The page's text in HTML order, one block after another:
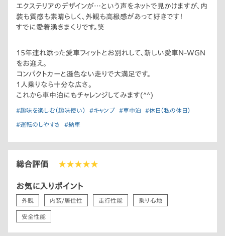
エクステリアのデザインが…という声をネットで見かけますが、内
装も質感も素晴らしく、外観も高級感があって好きです！
すでに愛着湧きまくりです。笑
15年連れ添った愛車フィットとお別れして、新しい愛車N-WGN
をお迎え。
コンパクトカーと遜色ない走りで大満足です。
1人乗りなら十分な広さ。
これから車中泊にもチャレンジしてみます(^^)
#趣味を楽しむ（趣味使い） #キャンプ #車中泊 #休日（私の休日）
#運転のしやすさ #納車
総合評価 ★★★★★
お気に入りポイント
外観 内装/居住性 走行性能 乗り心地
安全性能